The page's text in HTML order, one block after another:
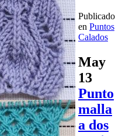
Publicado
en Puntos
Calados
May
13
Punto
malla
a dos